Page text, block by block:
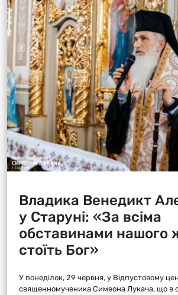
Владика Венедикт
у Старуні: «За всіма
обставинами нашого
стоїть Бог»
У понеділок, 29 червня, у Відпустовому
священномученика Симеона Лукача, що в